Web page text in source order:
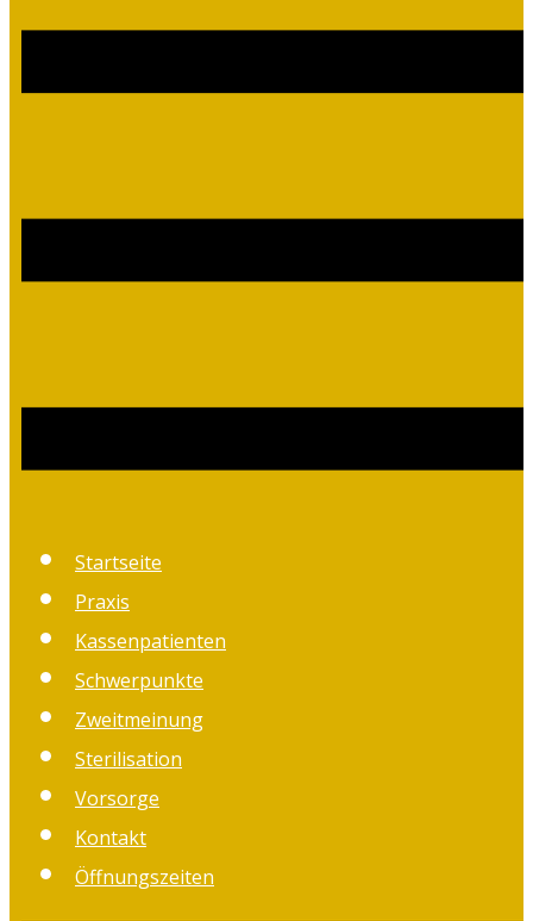
Startseite
Praxis
Kassenpatienten
Schwerpunkte
Zweitmeinung
Sterilisation
Vorsorge
Kontakt
Öffnungszeiten